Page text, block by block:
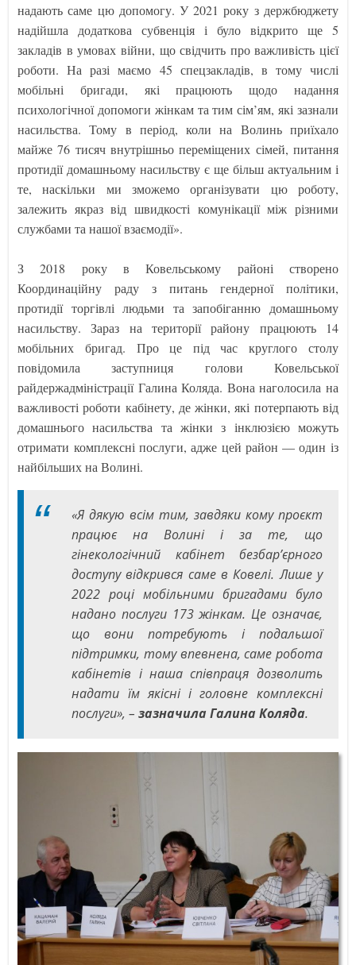
надають саме цю допомогу. У 2021 року з держбюджету
надійшла додаткова субвенція і було відкрито ще 5
закладів в умовах війни, що свідчить про важливість цієї
роботи. На разі маємо 45 спецзакладів, в тому числі
мобільні бригади, які працюють щодо надання
психологічної допомоги жінкам та тим сім’ям, які зазнали
насильства. Тому в період, коли на Волинь приїхало
майже 76 тисяч внутрішньо переміщених сімей, питання
протидії домашньому насильству є ще більш актуальним і
те, наскільки ми зможемо організувати цю роботу,
залежить якраз від швидкості комунікації між різними
службами та нашої взаємодії».
З 2018 року в Ковельському районі створено
Координаційну раду з питань гендерної політики,
протидії торгівлі людьми та запобіганню домашньому
насильству. Зараз на території району працюють 14
мобільних бригад. Про це під час круглого столу
повідомила заступниця голови Ковельської
райдержадміністрації Галина Коляда. Вона наголосила на
важливості роботи кабінету, де жінки, які потерпають від
домашнього насильства та жінки з інклюзією можуть
отримати комплексні послуги, адже цей район — один із
найбільших на Волині.
«Я дякую всім тим, завдяки кому проєкт
працює на Волині і за те, що
гінекологічний кабінет безбар’єрного
доступу відкрився саме в Ковелі. Лише у
2022 році мобільними бригадами було
надано послуги 173 жінкам. Це означає,
що вони потребують і подальшої
підтримки, тому впевнена, саме робота
кабінетів і наша співпраця дозволить
надати їм якісні і головне комплексні
послуги», –зазначила Галина Коляда.